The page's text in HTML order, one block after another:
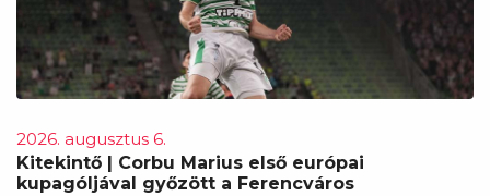
2026. augusztus 6.
Kitekintő | Corbu Marius első európai
kupagóljával győzött a Ferencváros